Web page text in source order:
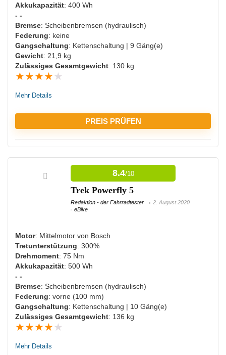
Hoher Preis
Akkukapazität: 400 Wh
- -
Bremse: Scheibenbremsen (hydraulisch)
Federung: keine
Gangschaltung: Kettenschaltung | 9 Gäng(e)
Gewicht: 21,9 kg
Zulässiges Gesamtgewicht: 130 kg
★★★★ ★
Mehr Details
PREIS PRÜFEN
VORTEILE:
Langlebiger Akku
Hohes Maximalgewicht
Beleuchtung vorhanden
NACHTEILE:
Bisher keine Nachteile bekannt
8.4/10
Trek Powerfly 5
Redaktion - der Fahrradtester
2. August 2020
eBike
Motor: Mittelmotor von Bosch
Tretunterstützung: 300%
Drehmoment: 75 Nm
Akkukapazität: 500 Wh
- -
Bremse: Scheibenbremsen (hydraulisch)
Federung: vorne (100 mm)
Gangschaltung: Kettenschaltung | 10 Gäng(e)
Zulässiges Gesamtgewicht: 136 kg
★★★★ ★
Mehr Details